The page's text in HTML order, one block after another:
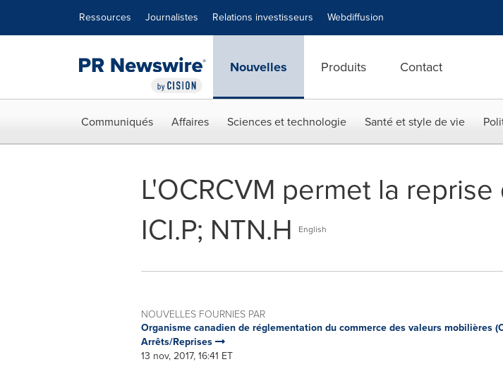
Ressources Journalistes Relations investisseurs Webdiffusion
Nouvelles Produits Contact
Communiqués Affaires Sciences et technologie Santé et style de vie
L'OCRCVM permet la
ICI.P; NTN.H
English
NOUVELLES FOURNIES PAR
Organisme canadien de réglementation du commerce des valeurs mobilières
Arrêts/Reprises
13 nov, 2017, 16:41 ET